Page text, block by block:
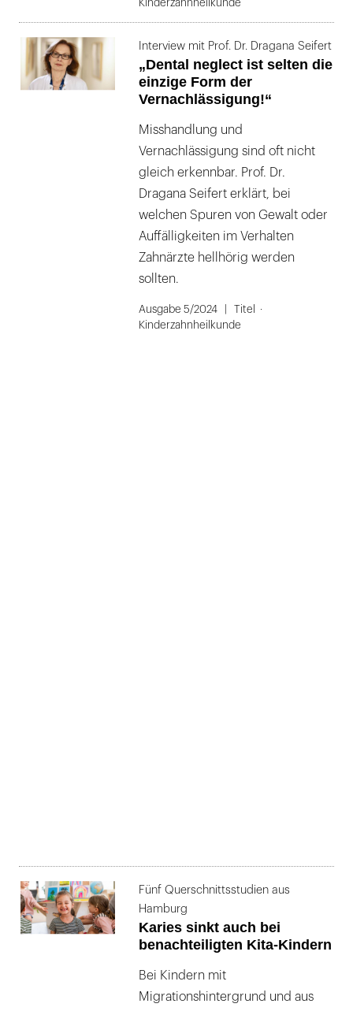
Kinderzahnheilkunde
Interview mit Prof. Dr. Dragana Seifert
„Dental neglect ist selten die
einzige Form der
Vernachlässigung!“
Misshandlung und
Vernachlässigung sind oft nicht
gleich erkennbar. Prof. Dr.
Dragana Seifert erklärt, bei
welchen Spuren von Gewalt oder
Auffälligkeiten im Verhalten
Zahnärzte hellhörig werden
sollten.
Ausgabe 5/2024
Titel
Kinderzahnheilkunde
Fünf Querschnittsstudien aus
Hamburg
Karies sinkt auch bei
benachteiligten Kita-Kindern
Bei Kindern mit
Migrationshintergrund und aus